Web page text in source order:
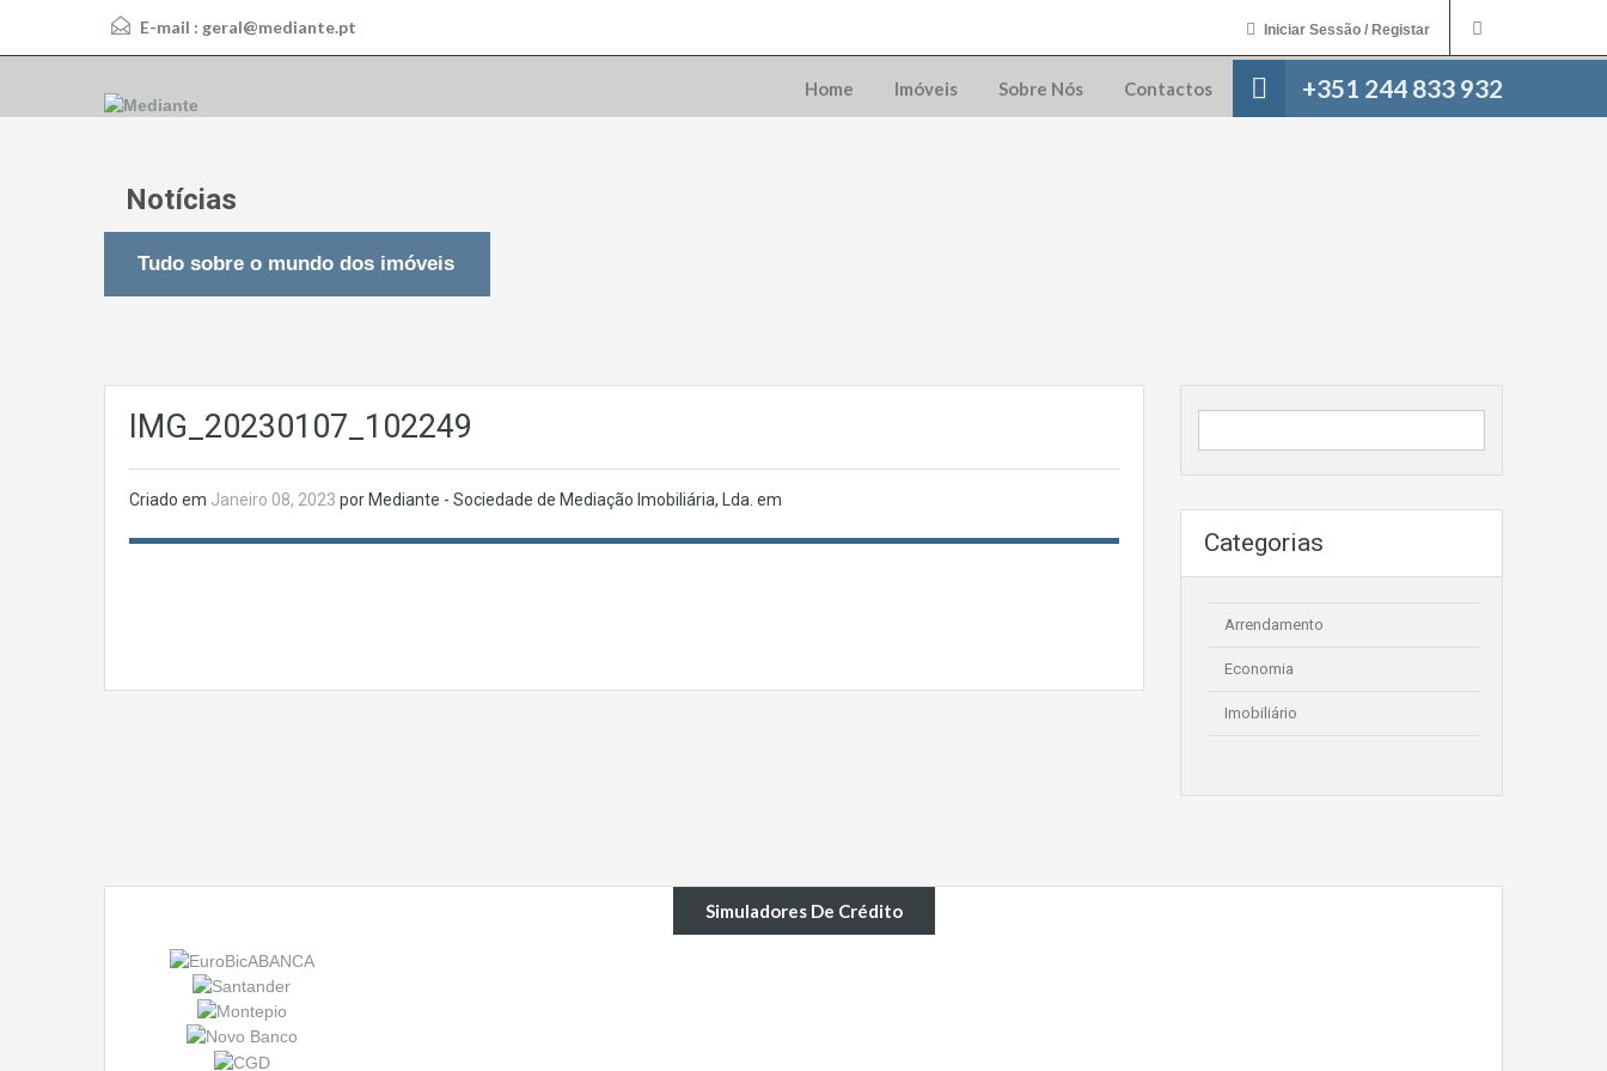
E-mail : geral@mediante.pt Iniciar Sessão / Registar
+351 244 833 932
Home Imóveis Sobre Nós Contactos
Notícias
Tudo sobre o mundo dos imóveis
IMG_20230107_102249
Criado em Janeiro 08, 2023 por Mediante - Sociedade de Mediação Imobiliária, Lda. em
Categorias
Arrendamento
Economia
Imobiliário
Simuladores De Crédito